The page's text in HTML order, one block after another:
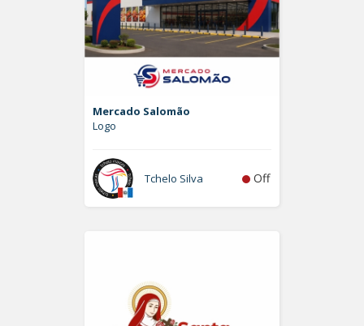
Mercado Salomão
Logo
Tchelo Silva Off